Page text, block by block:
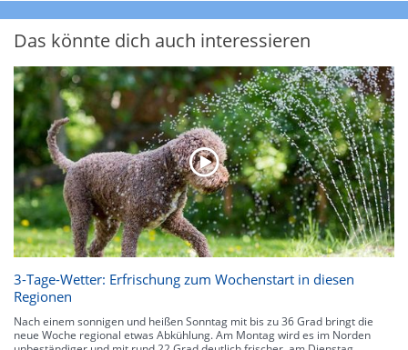
Das könnte dich auch interessieren
3-Tage-Wetter: Erfrischung zum Wochenstart in diesen
Regionen
Nach einem sonnigen und heißen Sonntag mit bis zu 36 Grad bringt die
neue Woche regional etwas Abkühlung. Am Montag wird es im Norden